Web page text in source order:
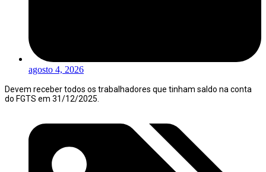
agosto 4, 2026
Devem receber todos os trabalhadores que tinham saldo na conta
do FGTS em 31/12/2025.